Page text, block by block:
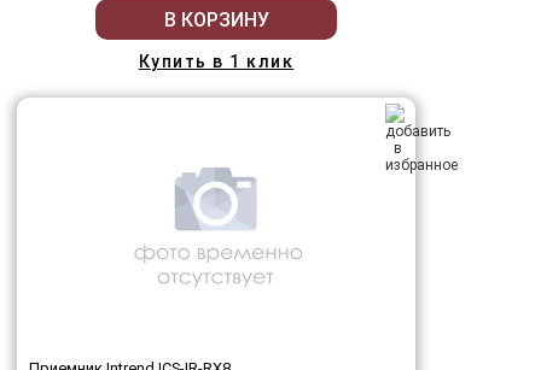
В КОРЗИНУ
Купить в 1 клик